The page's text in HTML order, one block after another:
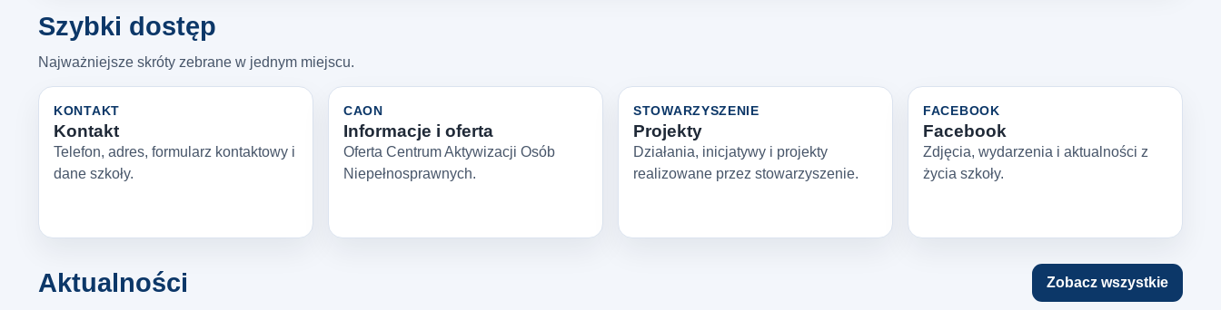
Szybki dostęp
Najważniejsze skróty zebrane w jednym miejscu.
KONTAKT
Kontakt
Telefon, adres, formularz kontaktowy i
dane szkoły.
CAON
Informacje i oferta
Oferta Centrum Aktywizacji Osób
Niepełnosprawnych.
STOWARZYSZENIE
Projekty
Działania, inicjatywy i projekty
realizowane przez stowarzyszenie.
FACEBOOK
Facebook
Zdjęcia, wydarzenia i aktualności z
życia szkoły.
Aktualności Zobacz wszystkie